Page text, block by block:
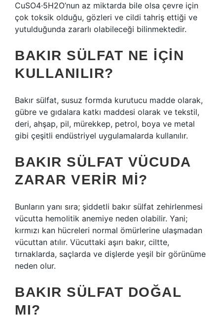
CuSO4·5H2O’nun az miktarda bile olsa çevre için
çok toksik olduğu, gözleri ve cildi tahriş ettiği ve
yutulduğunda zararlı olabileceği bilinmektedir.
BAKIR SÜLFAT NE IÇIN
KULLANILIR?
Bakır sülfat, susuz formda kurutucu madde olarak,
gübre ve gıdalara katkı maddesi olarak ve tekstil,
deri, ahşap, pil, mürekkep, petrol, boya ve metal
gibi çeşitli endüstriyel uygulamalarda kullanılır.
BAKIR SÜLFAT VÜCUDA
ZARAR VERIR MI?
Bunların yanı sıra; şiddetli bakır sülfat zehirlenmesi
vücutta hemolitik anemiye neden olabilir. Yani;
kırmızı kan hücreleri normal ömürlerine ulaşmadan
vücuttan atılır. Vücuttaki aşırı bakır, ciltte,
tırnaklarda, saçlarda ve dişlerde yeşil bir görünüme
neden olur.
BAKIR SÜLFAT DOĞAL
MI?